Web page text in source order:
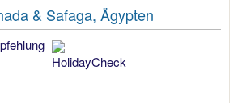
& Safaga, Ägypten